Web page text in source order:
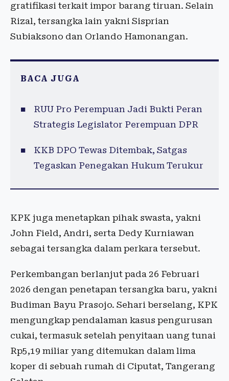
gratifikasi terkait impor barang tiruan. Selain
Rizal, tersangka lain yakni Sisprian
Subiaksono dan Orlando Hamonangan.
BACA JUGA
RUU Pro Perempuan Jadi Bukti Peran
Strategis Legislator Perempuan DPR
KKB DPO Tewas Ditembak, Satgas
Tegaskan Penegakan Hukum Terukur
KPK juga menetapkan pihak swasta, yakni
John Field, Andri, serta Dedy Kurniawan
sebagai tersangka dalam perkara tersebut.
Perkembangan berlanjut pada 26 Februari
2026 dengan penetapan tersangka baru, yakni
Budiman Bayu Prasojo. Sehari berselang, KPK
mengungkap pendalaman kasus pengurusan
cukai, termasuk setelah penyitaan uang tunai
Rp5,19 miliar yang ditemukan dalam lima
koper di sebuah rumah di Ciputat, Tangerang